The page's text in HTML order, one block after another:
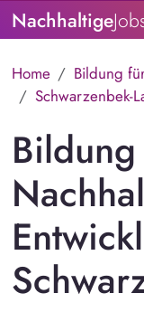
Nachhaltige
Home
Bildung
Schwarzenbek-